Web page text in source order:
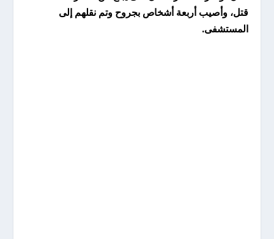
قتل، وأصيب أربعة أشخاص بجروح وتم نقلهم إلى
المستشفى.